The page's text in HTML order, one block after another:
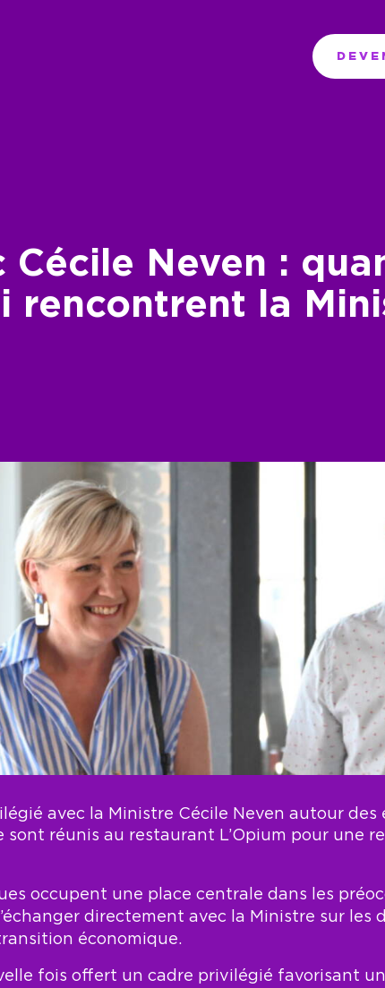
Cécile Neven :
rencontrent la
avec la Ministre Cécile Neven autour des
sont réunis au restaurant L’Opium pour une
occupent une place centrale dans les
directement avec la Ministre sur les
économique.
fois offert un cadre privilégié favorisant